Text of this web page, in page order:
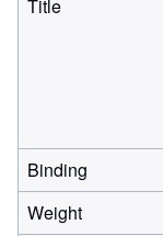
Title
Binding
Weight